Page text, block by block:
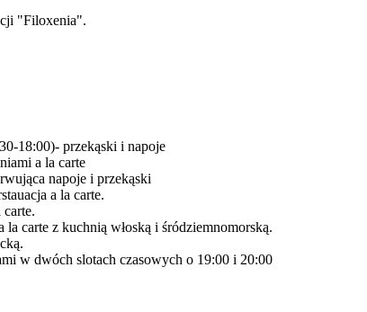
"Filoxenia".
18:00)- przekąski i napoje
a la carte
napoje i przekąski
a la carte.
carte z kuchnią włoską i śródziemnomorską.
w dwóch slotach czasowych o 19:00 i 20:00